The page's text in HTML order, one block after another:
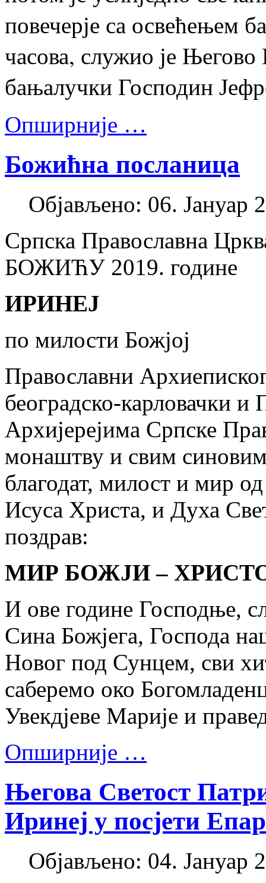
повечерје са освећењем
часова, служио је
бањалучки Господин
Опширније …
Божићна посланица
Објављено: 06. Јануар
Српска Православна
БОЖИЋУ 2019. године
ИРИНЕЈ
по милости Божјој
Православни
београдско-карловачки и
Архијерејима Српске
монаштву и свим
благодат, милост и мир
Исуса Христа, и Духа
поздрав:
МИР БОЖЈИ –
И ове године Господње,
Сина Божјега, Господа
Новог под Сунцем, сви
саберемо око
Увекдјеве Марије и
Опширније …
Његова Светост
Иринеј у посјети
Објављено: 04. Јануар